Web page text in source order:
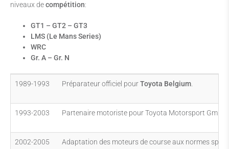
niveaux decompétition:
GT1 – GT2 – GT3
LMS (Le Mans Series)
WRC
Gr. A – Gr. N
1989-1993 Préparateur officiel pourToyota Belgium
1993-2003 Partenaire motoriste pour Toyota Motorsport
2002-2005 Adaptation des moteurs de course aux normes